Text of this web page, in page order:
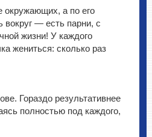
окружающих, а по его
вокруг — есть парни, с
жизни! У каждого
жениться: сколько раз
Гораздо результативнее
полностью под каждого,